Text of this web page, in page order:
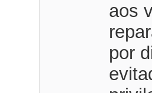
aos
por